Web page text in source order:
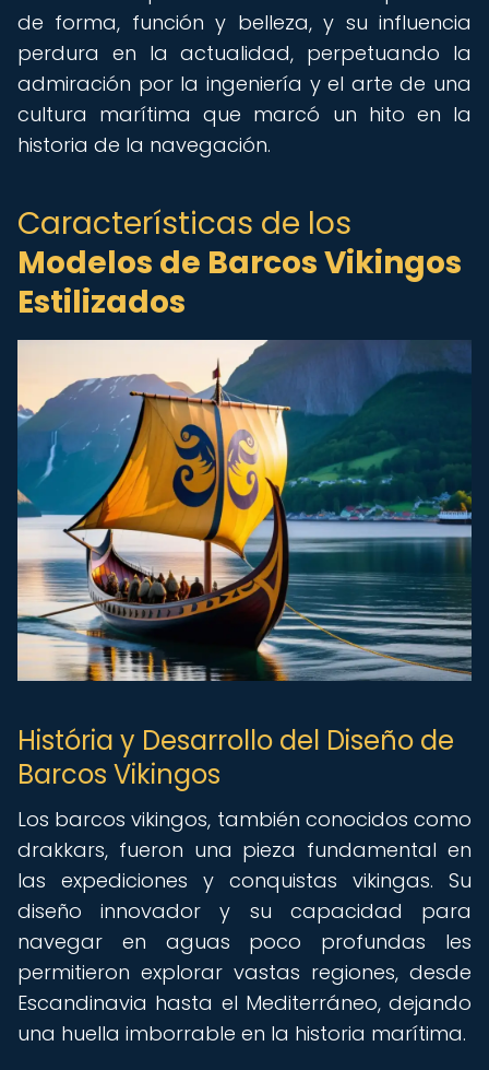
de forma, función y belleza, y su influencia
perdura en la actualidad, perpetuando la
admiración por la ingeniería y el arte de una
cultura marítima que marcó un hito en la
historia de la navegación.
Características de los
Modelos de Barcos Vikingos
Estilizados
História y Desarrollo del Diseño de
Barcos Vikingos
Los barcos vikingos, también conocidos como
drakkars, fueron una pieza fundamental en
las expediciones y conquistas vikingas. Su
diseño innovador y su capacidad para
navegar en aguas poco profundas les
permitieron explorar vastas regiones, desde
Escandinavia hasta el Mediterráneo, dejando
una huella imborrable en la historia marítima.